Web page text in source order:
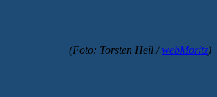
(Foto: Torsten Heil /webMoritz)